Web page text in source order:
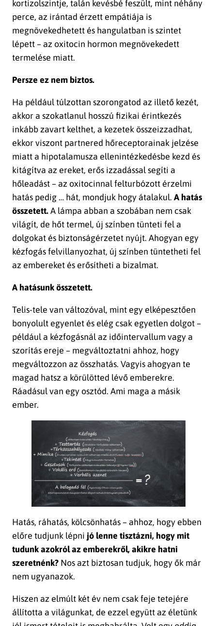
kortizolszintje, talán kevésbé feszült, mint néhány
perce, az irántad érzett empátiája is
megnövekedhetett és hangulatban is szintet
lépett – az oxitocin hormon megnövekedett
termelése miatt.
Persze ez nem biztos.
Ha például túlzottan szorongatod az illető kezét,
akkor a szokatlanul hosszú fizikai érintkezés
inkább zavart kelthet, a kezetek összeizzadhat,
ekkor viszont partnered hőreceptorainak jelzése
miatt a hipotalamusza ellenintézkedésbe kezd és
kitágítva az ereket, erős izzadással segíti a
hőleadást – az oxitocinnal felturbózott érzelmi
hatás pedig … hát, mondjuk hogy átalakul. A hatás
összetett.A lámpa abban a szobában nem csak
világít, de hőt termel, új színben tünteti fel a
dolgokat és biztonságérzetet nyújt. Ahogyan egy
kézfogás felvillanyozhat, új színben tüntetheti fel
az embereket és erősítheti a bizalmat.
A hatásunk összetett.
Telis-tele van változóval, mint egy elképesztően
bonyolult egyenlet és elég csak egyetlen dolgot –
például a kézfogásnál az időintervallum vagy a
szorítás ereje – megváltoztatni ahhoz, hogy
megváltozzon az összhatás. Vagyis ahogyan te
magad hatsz a körülötted lévő emberekre.
Ráadásul van egy osztód. Ami maga a másik
ember.
Hatás, ráhatás, kölcsönhatás – ahhoz, hogy ebben
előre tudjunk lépni jó lenne tisztázni, hogy mit
tudunk azokról az emberekről, akikre hatni
szeretnénk? Nos azt biztosan tudjuk, hogy ők már
nem ugyanazok.
Hiszen az elmúlt két év nem csak feje tetejére
állította a világunkat, de ezzel együtt az életünk